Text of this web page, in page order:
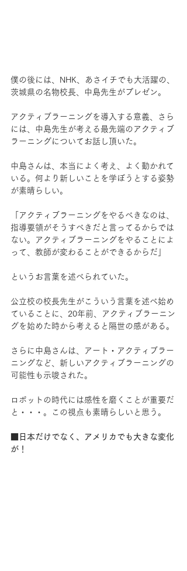
僕の後には、NHK、あさイチでも大活躍の、
茨城県の名物校長、中島先生がプレゼン。
アクティブラーニングを導入する意義、さら
には、中島先生が考える最先端のアクティブ
ラーニングについてお話し頂いた。
中島さんは、本当によく考え、よく動かれて
いる。何より新しいことを学ぼうとする姿勢
が素晴らしい。
「アクティブラーニングをやるべきなのは、
指導要領がそうすべきだと言ってるからでは
ない。アクティブラーニングをやることによ
って、教師が変わることができるからだ」
というお言葉を述べられていた。
公立校の校長先生がこういう言葉を述べ始め
ていることに、20年前、アクティブラーニン
グを始めた時から考えると隔世の感がある。
さらに中島さんは、アート・アクティブラー
ニングなど、新しいアクティブラーニングの
可能性も示唆された。
ロボットの時代には感性を磨くことが重要だ
と・・・。この視点も素晴らしいと思う。
■日本だけでなく、アメリカでも大きな変化
が！